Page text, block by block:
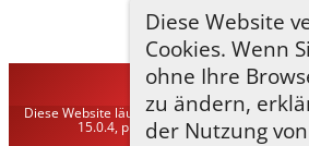
Diese Website
Cookies. Wenn
ohne Ihre
zu ändern,
der Nutzung
TNG-ADLER©
Diese Website läuft mit The Next Generation
15.0.4, programmiert von Darrin